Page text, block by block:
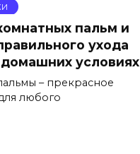
пальм и
ухода
условиях
– прекрасное
любого